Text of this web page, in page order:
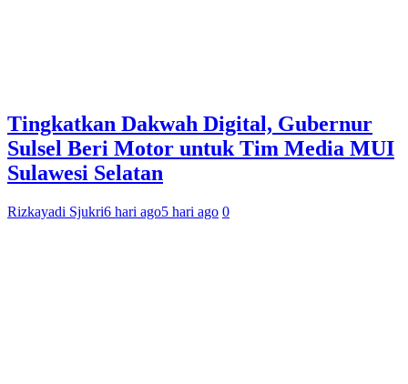
Tingkatkan Dakwah Digital, Gubernur
Sulsel Beri Motor untuk Tim Media MUI
Sulawesi Selatan
Rizkayadi Sjukri6 hari ago5 hari ago 0